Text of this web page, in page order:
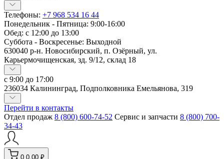
Телефоны: +7 968 534 16 44
Понедельник - Пятница: 9:00-16:00
Обед: с 12:00 до 13:00
Суббота - Воскресенье: Выходной
630040 р-н. Новосибирский, п. Озёрный, ул.
Карьермочищенская, зд. 9/12, склад 18
с 9:00 до 17:00
236034 Калининград, Подполковника Емельянова, 319
Перейти в контакты
Отдел продаж 8 (800) 600-74-52 Сервис и запчасти 8 (800) 700-
34-43
0 0.00 ₽